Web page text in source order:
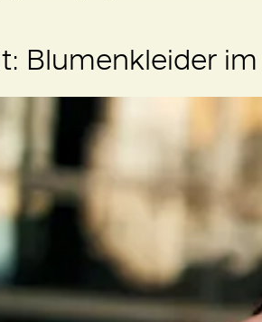
Blumenkleider